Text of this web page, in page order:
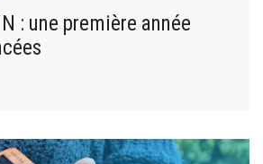
: une première année